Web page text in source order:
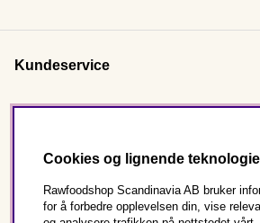
Kundeservice
Cookies og lignende
Rawfoodshop Scandinavia AB bruker
for å forbedre opplevelsen din, vise